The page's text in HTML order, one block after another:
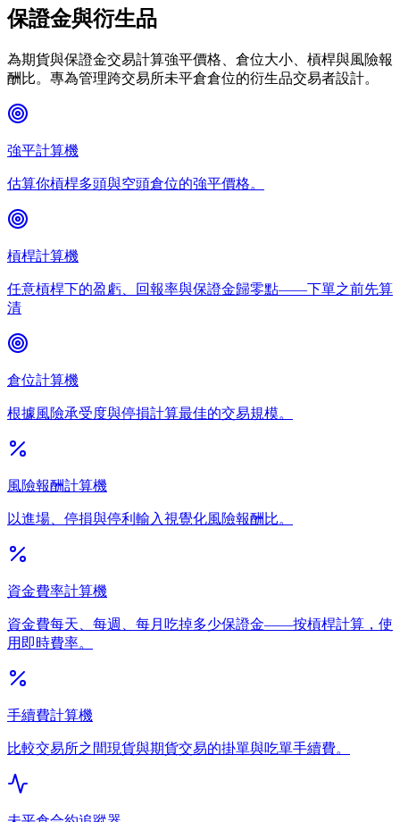
保證金與衍生品
為期貨與保證金交易計算強平價格、倉位大小、槓桿與風險報
酬比。專為管理跨交易所未平倉倉位的衍生品交易者設計。
強平計算機
估算你槓桿多頭與空頭倉位的強平價格。
槓桿計算機
任意槓桿下的盈虧、回報率與保證金歸零點——下單之前先算
清
倉位計算機
根據風險承受度與停損計算最佳的交易規模。
風險報酬計算機
以進場、停損與停利輸入視覺化風險報酬比。
資金費率計算機
資金費每天、每週、每月吃掉多少保證金——按槓桿計算，使
用即時費率。
手續費計算機
比較交易所之間現貨與期貨交易的掛單與吃單手續費。